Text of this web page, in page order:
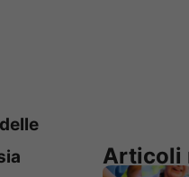
Articoli